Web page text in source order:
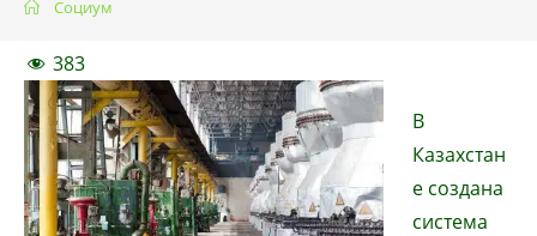
Социум
383
В
Казахстан
е создана
система